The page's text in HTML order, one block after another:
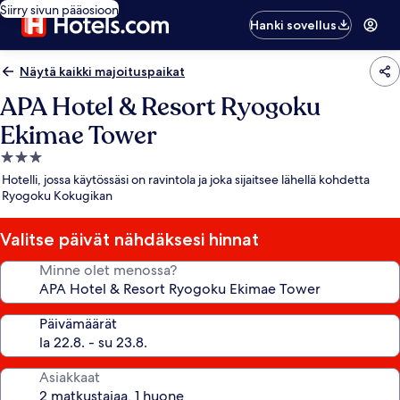
Siirry sivun pääosioon
Hanki sovellus
Näytä kaikki majoituspaikat
APA Hotel & Resort Ryogoku
Ekimae Tower
3.0
tähden
majoituspaikka
Hotelli, jossa käytössäsi on ravintola ja joka sijaitsee lähellä kohdetta
Ryogoku Kokugikan
Valitse päivät nähdäksesi hinnat
Minne olet menossa?
Päivämäärät
Asiakkaat